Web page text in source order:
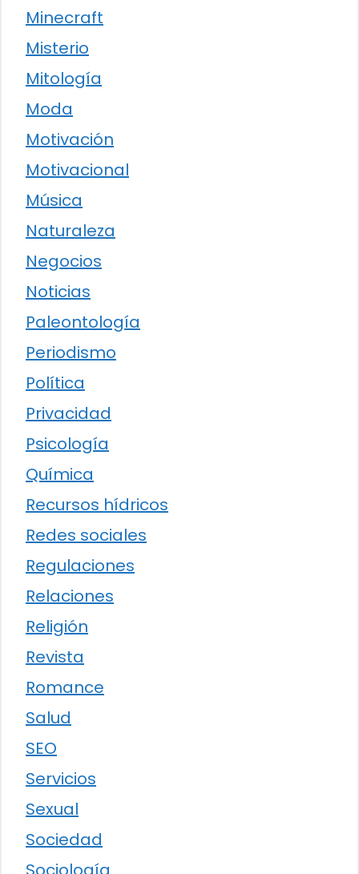
Minecraft
Misterio
Mitología
Moda
Motivación
Motivacional
Música
Naturaleza
Negocios
Noticias
Paleontología
Periodismo
Política
Privacidad
Psicología
Química
Recursos hídricos
Redes sociales
Regulaciones
Relaciones
Religión
Revista
Romance
Salud
SEO
Servicios
Sexual
Sociedad